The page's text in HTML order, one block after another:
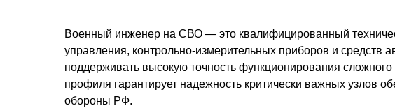
Военный инженер на СВО — это квалифицированный
управления, контрольно-измерительных приборов и средств
поддерживать высокую точность функционирования
профиля гарантирует надежность критически важных
обороны РФ.